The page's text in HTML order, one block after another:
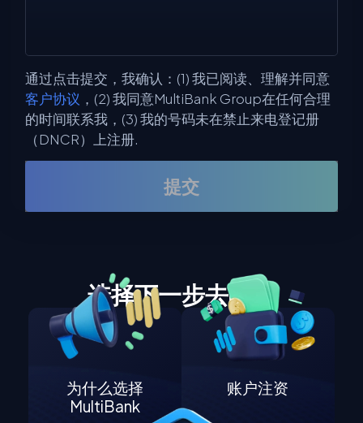
通过点击提交，我确认：(1) 我已阅读、理解并同意
客户协议 ，(2) 我同意MultiBank Group在任何合理
的时间联系我，(3) 我的号码未在禁止来电登记册
（DNCR）上注册.
提交
选择下一步去哪里
为什么选择
MultiBank
账户注资